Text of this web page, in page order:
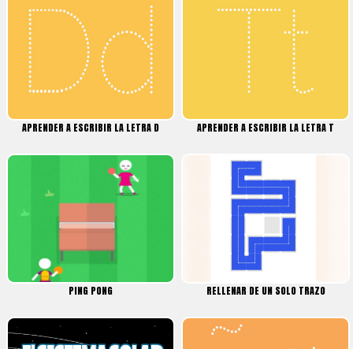
APRENDER A ESCRIBIR LA LETRA D APRENDER A ESCRIBIR LA LETRA T
PING PONG RELLENAR DE UN SOLO TRAZO